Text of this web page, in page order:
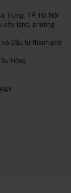
Trưng, TP. Hà Nội
city land, phường
và Đầu tư thành phố
Hồng